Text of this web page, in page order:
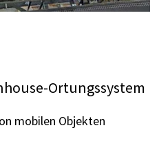
Ortungssystem
mobilen Objekten